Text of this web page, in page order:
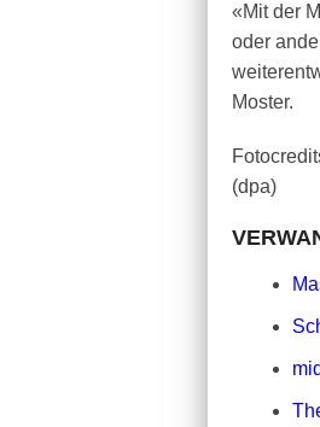
«Mit der
oder
Moster.
(dpa)